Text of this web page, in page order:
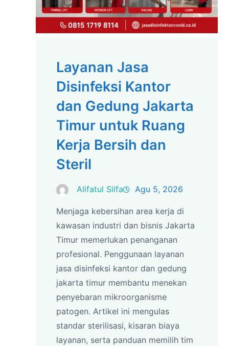
Layanan Jasa
Disinfeksi Kantor
dan Gedung Jakarta
Timur untuk Ruang
Kerja Bersih dan
Steril
Alifatul Silfa Agu 5, 2026
Menjaga kebersihan area kerja di
kawasan industri dan bisnis Jakarta
Timur memerlukan penanganan
profesional. Penggunaan layanan
jasa disinfeksi kantor dan gedung
jakarta timur membantu menekan
penyebaran mikroorganisme
patogen. Artikel ini mengulas
standar sterilisasi, kisaran biaya
layanan, serta panduan memilih tim